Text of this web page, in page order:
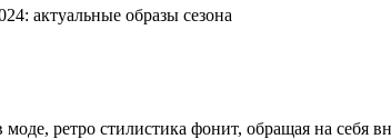
ретро стилистика фонит, обращая на себя